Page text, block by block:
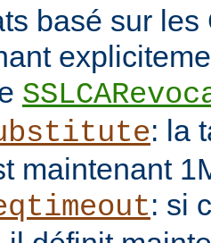
basé sur les
: la
maintenant
: si